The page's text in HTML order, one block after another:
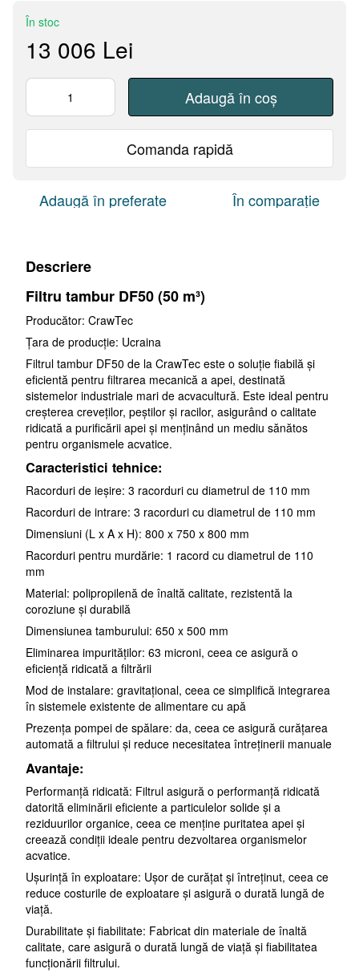
În stoc
13 006 Lei
Adaugă în coș
Comanda rapidă
Adaugă în preferate În comparație
Descriere
Filtru tambur DF50 (50 m³)
Producător: CrawTec
Țara de producție: Ucraina
Filtrul tambur DF50 de la CrawTec este o soluție fiabilă și
eficientă pentru filtrarea mecanică a apei, destinată
sistemelor industriale mari de acvacultură. Este ideal pentru
creșterea creveților, peștilor și racilor, asigurând o calitate
ridicată a purificării apei și menținând un mediu sănătos
pentru organismele acvatice.
Caracteristici tehnice:
Racorduri de ieșire: 3 racorduri cu diametrul de 110 mm
Racorduri de intrare: 3 racorduri cu diametrul de 110 mm
Dimensiuni (L x A x H): 800 x 750 x 800 mm
Racorduri pentru murdărie: 1 racord cu diametrul de 110
mm
Material: polipropilenă de înaltă calitate, rezistentă la
coroziune și durabilă
Dimensiunea tamburului: 650 x 500 mm
Eliminarea impurităților: 63 microni, ceea ce asigură o
eficiență ridicată a filtrării
Mod de instalare: gravitațional, ceea ce simplifică integrarea
în sistemele existente de alimentare cu apă
Prezența pompei de spălare: da, ceea ce asigură curățarea
automată a filtrului și reduce necesitatea întreținerii manuale
Avantaje:
Performanță ridicată: Filtrul asigură o performanță ridicată
datorită eliminării eficiente a particulelor solide și a
reziduurilor organice, ceea ce menține puritatea apei și
creează condiții ideale pentru dezvoltarea organismelor
acvatice.
Ușurință în exploatare: Ușor de curățat și întreținut, ceea ce
reduce costurile de exploatare și asigură o durată lungă de
viață.
Durabilitate și fiabilitate: Fabricat din materiale de înaltă
calitate, care asigură o durată lungă de viață și fiabilitatea
funcționării filtrului.